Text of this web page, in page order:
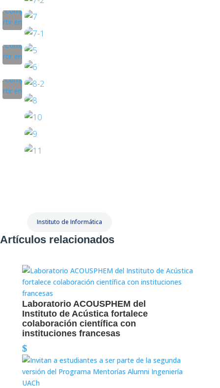
Instituto de Informática
Artículos relacionados
Laboratorio ACOUSPHEM del
Instituto de Acústica fortalece
colaboración científica con
instituciones francesas